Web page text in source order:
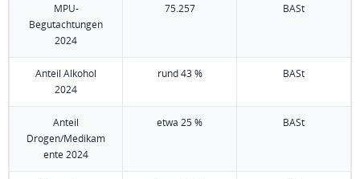
MPU-
Begutachtungen
2024
75.257 BASt
Anteil Alkohol
2024
rund 43 % BASt
Anteil
Drogen/Medikam
ente 2024
etwa 25 % BASt